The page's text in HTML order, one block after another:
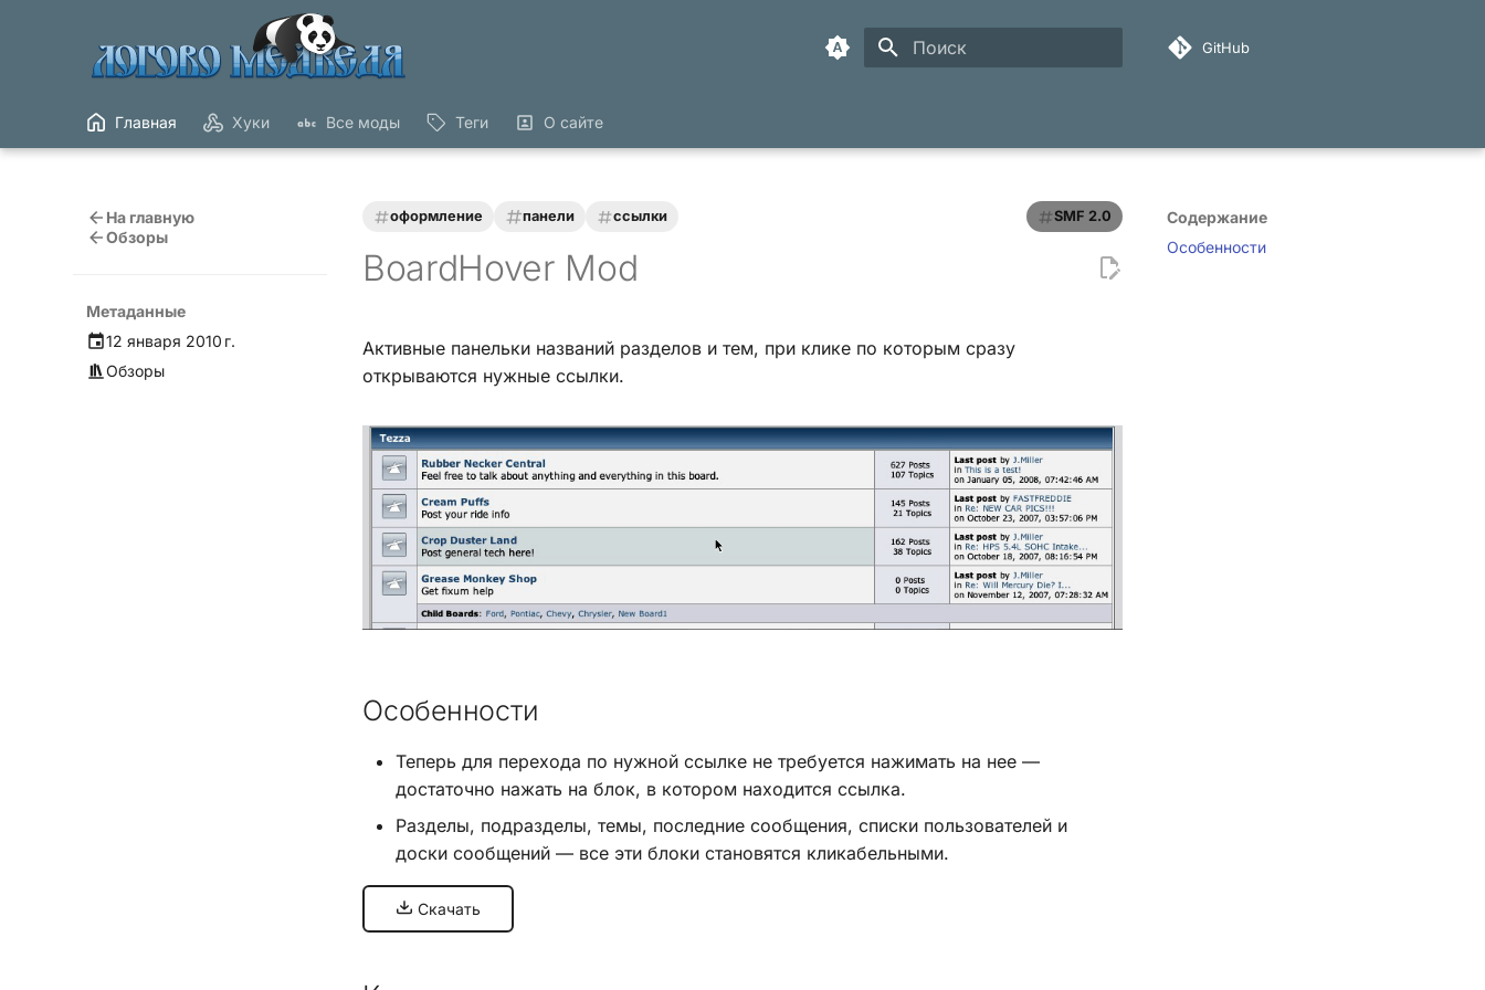
GitHub
Главная Хуки Все моды Теги О сайте
Содержание
Особенности
На главную
Обзоры
Метаданные
12 января 2010 г.
Обзоры
SMF 2.0
оформление панели ссылки
BoardHover Mod
Активные панельки названий разделов и тем, при клике по которым сразу
открываются нужные ссылки.
Особенности
Теперь для перехода по нужной ссылке не требуется нажимать на нее —
достаточно нажать на блок, в котором находится ссылка.
Разделы, подразделы, темы, последние сообщения, списки пользователей и
доски сообщений — все эти блоки становятся кликабельными.
Скачать